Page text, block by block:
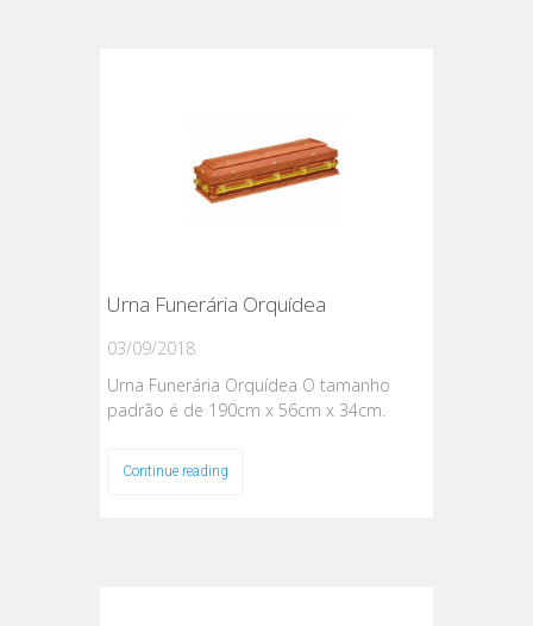
Urna Funerária Orquídea
03/09/2018
Urna Funerária Orquídea O tamanho
padrão é de 190cm x 56cm x 34cm.
Continue reading